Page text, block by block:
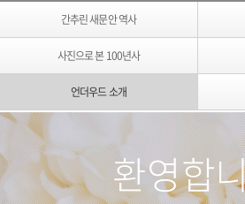
간추린 새문안 역사
사진으로 본 100년사
언더우드 소개
환영합